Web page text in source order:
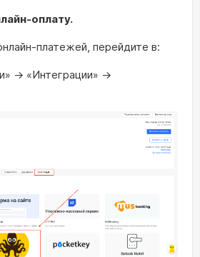
перейдите в:
→ «Интеграции» →